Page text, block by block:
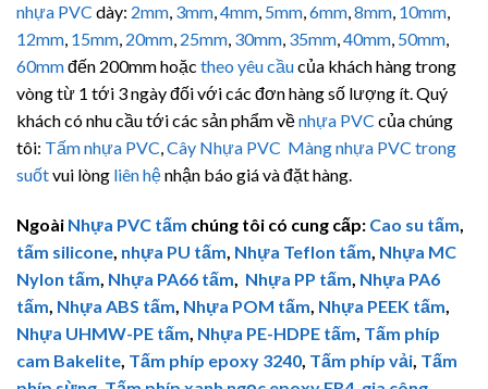
nhựa PVC dày: 2mm, 3mm,4mm, 5mm,6mm,8mm, 10mm,
12mm, 15mm, 20mm, 25mm, 30mm, 35mm,40mm, 50mm,
60mmđến 200mm hoặc theo yêu cầucủa khách hàng trong
vòng từ 1 tới 3 ngày đối với các đơn hàng số lượng ít. Quý
khách có nhu cầu tới các sản phẩm vềnhựa PVC của chúng
tôi: Tấm nhựa PVC,Cây Nhựa PVC Màng nhựa PVC trong
suốtvui lòng liên hệnhận báo giá và đặt hàng.
Ngoài Nhựa PVC tấm chúng tôi có cung cấp: Cao su tấm,
tấm silicone, nhựa PU tấm, Nhựa Teflon tấm, Nhựa MC
Nylon tấm, Nhựa PA66 tấm, Nhựa PP tấm, Nhựa PA6
tấm, Nhựa ABS tấm, Nhựa POM tấm, Nhựa PEEK tấm,
Nhựa UHMW-PE tấm, Nhựa PE-HDPE tấm, Tấm phíp
cam Bakelite, Tấm phíp epoxy 3240, Tấm phíp vải, Tấm